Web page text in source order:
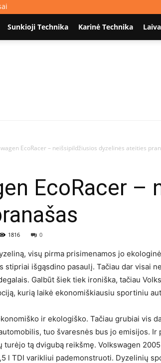
Sunkioji Technika Karinė Technika
EcoRacer – neišsipildžiusios dyzelinės ateities
EcoRacer –
1816 0
visų pirma prisimenamos jo
stipriai išgąsdino pasaulį. Tačiau dar visai
Galbūt šiek tiek ironiška, tačiau
kurią laikė ekonomiškiausiu sportiniu
ir ekologiško. Tačiau grubiai vis
tuo švaresnės bus jo emisijos. Ir
turėjo tą dvigubą reikšmę. Volkswagen
l TDI varikliui pademonstruoti. Dyzelinių